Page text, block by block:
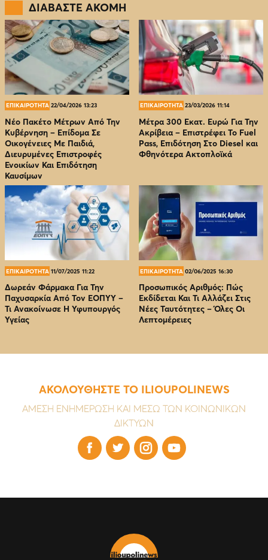
ΔΙΑΒΑΣΤΕ ΑΚΟΜΗ
ΕΠΙΚΑΙΡΟΤΗΤΑ 22/04/2026 13:23
Νέο Πακέτο Μέτρων Από Την
Κυβέρνηση – Επίδομα Σε
Οικογένειες Με Παιδιά,
Διευρυμένες Επιστροφές
Ενοικίων Και Επιδότηση
Καυσίμων
ΕΠΙΚΑΙΡΟΤΗΤΑ 23/03/2026 11:14
Μέτρα 300 Εκατ. Ευρώ Για Την
Ακρίβεια – Επιστρέφει Το Fuel
Pass, Επιδότηση Στο Diesel και
Φθηνότερα Ακτοπλοϊκά
ΕΠΙΚΑΙΡΟΤΗΤΑ 11/07/2025 11:22
Δωρεάν Φάρμακα Για Την
Παχυσαρκία Από Τον EOΠΥΥ –
Τι Ανακοίνωσε Η Υφυπουργός
Υγείας
ΕΠΙΚΑΙΡΟΤΗΤΑ 02/06/2025 16:30
Προσωπικός Αριθμός: Πώς
Εκδίδεται Και Τι Αλλάζει Στις
Νέες Ταυτότητες – Όλες Οι
Λεπτομέρειες
ΑΚΟΛΟΥΘΗΣΤΕ ΤΟ ILIOUPOLINEWS
ΑΜΕΣΗ ΕΝΗΜΕΡΩΣΗ ΚΑΙ ΜΕΣΩ ΤΩΝ ΚΟΙΝΩΝΙΚΩΝ
ΔΙΚΤΥΩΝ
   